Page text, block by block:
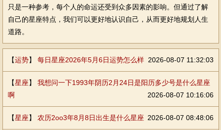
只是一种参考，每个人的命运还受到众多因素的影响。但通过了解
自己的星座特点，我们可以更好地认识自己，从而更好地规划人生
道路。
【运势】 每日星座2026年5月6日运势怎么样 2026-08-07 11:32:03
【星座】 我想问一下1993年阴历2月24日是阳历多少号是什么星座
啊
2026-08-07 10:16:06
【星座】 农历2oo3年8月8日出生是什么星座 2026-08-07 08:48:06